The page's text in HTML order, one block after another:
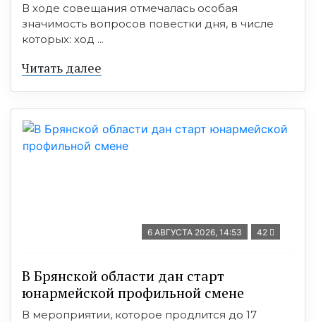
В ходе совещания отмечалась особая
значимость вопросов повестки дня, в числе
которых: ход ...
Читать далее
6 АВГУСТА 2026, 14:53 42
В Брянской области дан старт
юнармейской профильной смене
В мероприятии, которое продлится до 17